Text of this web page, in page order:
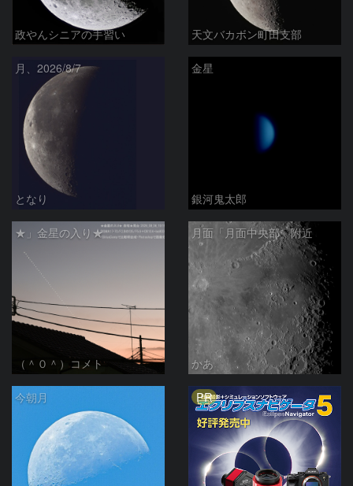
政やんシニアの手習い 天文バカボン町田支部
月、2026/8/7
となり
金星
銀河鬼太郎
★」金星の入り★
（＾０＾）コメト
月面「月面中央部」附近
かあ
今朝月 PR